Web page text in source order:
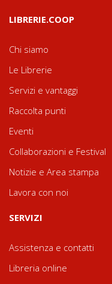
LIBRERIE.COOP
Chi siamo
Le Librerie
Servizi e vantaggi
Raccolta punti
Eventi
Collaborazioni e Festival
Notizie e Area stampa
Lavora con noi
SERVIZI
Assistenza e contatti
Libreria online